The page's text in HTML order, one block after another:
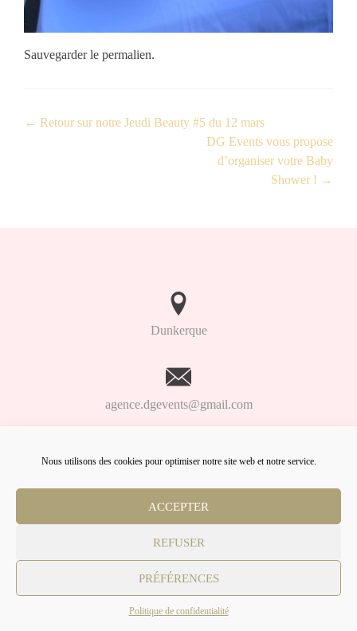
Nous utilisons des cookies pour optimiser notre site web et notre service.
ACCEPTER
REFUSER
PRÉFÉRENCES
Politique de confidentialité
Sauvegarder le permalien.
← Retour sur notre Jeudi Beauty #5 du 12 mars
DG Events vous propose
d’organiser votre Baby
Shower ! →
Dunkerque
agence.dgevents@gmail.com
Lien
Facebook
Lien
Linkedin
Lien
Instagram
© DG Events